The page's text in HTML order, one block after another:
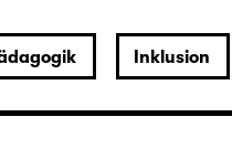
Inklusion